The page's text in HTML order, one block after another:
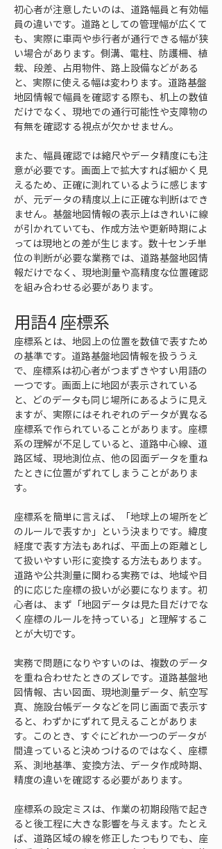
初心者が注意したいのは、道路幅員と有効幅
員の違いです。道路としての管理幅が広くて
も、実際に車両や歩行者が通行できる幅が狭
い場合があります。側溝、電柱、防護柵、植
栽、段差、占用物件、路上設備などがある
と、実際に使える幅は変わります。道路基盤
地図情報で幅員を確認する際も、机上の数値
だけでなく、現地での通行可能性や支障物の
有無を確認する視点が欠かせません。
また、幅員確認では縮尺やデータ精度にも注
意が必要です。画面上で拡大すれば細かく見
えるため、正確に測れているように感じます
が、元データの精度以上に正確な判断はでき
ません。基盤地図情報の表示上はきれいに線
が引かれていても、作成方法や更新時期によ
っては現地との差が生じます。数十センチ単
位の判断が必要な業務では、道路基盤地図情
報だけでなく、現地測量や高精度な位置確認
を組み合わせる必要があります。
用語4 座標系
座標系とは、地図上の位置を数値で表すため
の基準です。道路基盤地図情報を扱ううえ
で、座標系は初心者がつまずきやすい用語の
一つです。画面上に地図が表示されている
と、どのデータも同じ場所にあるように見え
ますが、実際にはそれぞれのデータが異なる
座標系で作られていることがあります。座標
系の理解が不足していると、道路中心線、道
路区域、現地測位点、他の図面データを重ね
たときに位置がずれてしまうことがありま
す。
座標系を簡単に言えば、「地球上の場所をど
のルールで表すか」という決まりです。緯度
経度で表す方法もあれば、平面上の距離とし
て扱いやすい形に変換する方法もあります。
道路や公共測量に関わる実務では、地域や目
的に応じた座標の扱いが必要になります。初
心者は、まず「地図データは見た目だけでな
く座標のルールを持っている」と理解するこ
とが大切です。
実務で問題になりやすいのは、複数のデータ
を重ね合わせたときのズレです。道路基盤地
図情報、古い図面、現地測量データ、航空写
真、施設台帳データなどを同じ画面で表示す
ると、わずかにずれて見えることがありま
す。このとき、すぐにどれか一つのデータが
間違っていると決めつけるのではなく、座標
系、測地基準、変換方法、データ作成時期、
精度の違いを確認する必要があります。
座標系の設定ミスは、作業の初期段階で起き
ると後工程に大きな影響を与えます。たとえ
ば、道路区域の線を修正したつもりでも、座